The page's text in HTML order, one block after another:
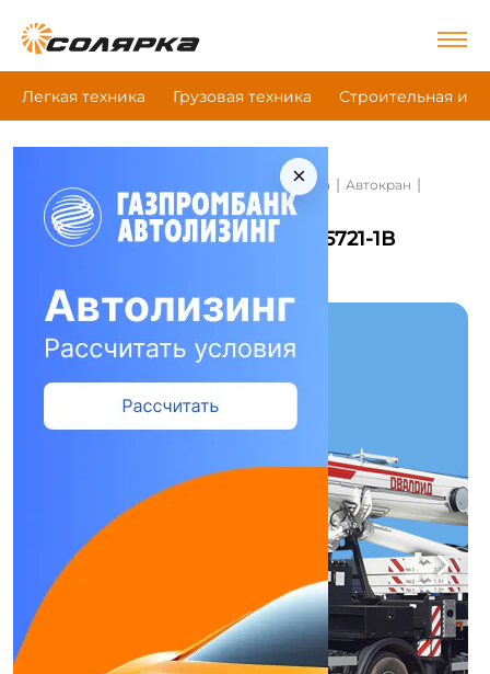
Легкая техника Грузовая техника Строительная и
×
Главная Строительная и дорожная техника | Автокран |
Галичанин Кс-55721-1В
Автокран Галичанин Кс-55721-1В